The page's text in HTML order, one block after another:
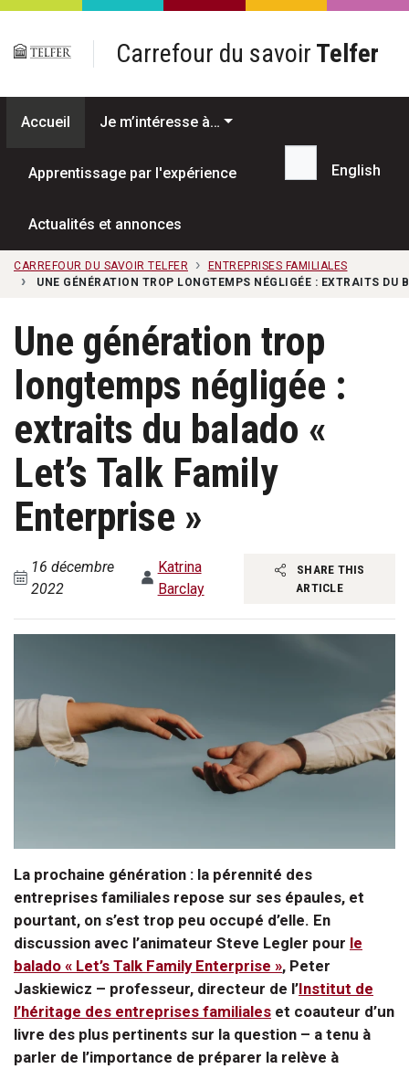
Passer au contenu principal
Carrefour du savoir Telfer
Accueil Je m’intéresse à…
Apprentissage par l'expérience
Actualités et annonces
Recherche...
English
CARREFOUR DU SAVOIR TELFER
ENTREPRISES FAMILIALES
UNE GÉNÉRATION TROP LONGTEMPS NÉGLIGÉE : EXTRAITS DU
Une génération trop
longtemps négligée :
extraits du balado «
Let’s Talk Family
Enterprise »
16 décembre
2022
Katrina
Barclay
SHARE THIS
ARTICLE
La prochaine génération : la pérennité des
entreprises familiales repose sur ses épaules, et
pourtant, on s’est trop peu occupé d’elle. En
discussion avec l’animateur Steve Legler pour le
balado « Let’s Talk Family Enterprise », Peter
Jaskiewicz – professeur, directeur de l’Institut de
l’héritage des entreprises familiales et coauteur d’un
livre des plus pertinents sur la question – a tenu à
parler de l’importance de préparer la relève à